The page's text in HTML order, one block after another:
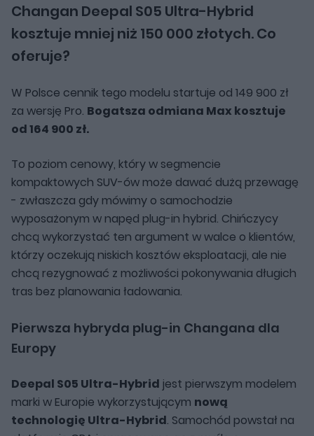
Changan Deepal S05 Ultra-Hybrid
kosztuje mniej niż 150 000 złotych. Co
oferuje?
W Polsce cennik tego modelu startuje od 149 900 zł
za wersję Pro. Bogatsza odmiana Max kosztuje
od 164 900 zł.
To poziom cenowy, który w segmencie
kompaktowych SUV-ów może dawać dużą przewagę
- zwłaszcza gdy mówimy o samochodzie
wyposażonym w napęd plug-in hybrid. Chińczycy
chcą wykorzystać ten argument w walce o klientów,
którzy oczekują niskich kosztów eksploatacji, ale nie
chcą rezygnować z możliwości pokonywania długich
tras bez planowania ładowania.
Pierwsza hybryda plug-in Changana dla
Europy
Deepal S05 Ultra-Hybrid jest pierwszym modelem
marki w Europie wykorzystującym nową
technologię Ultra-Hybrid. Samochód powstał na